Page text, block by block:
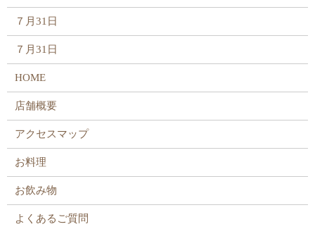
７月31日
７月31日
HOME
店舗概要
アクセスマップ
お料理
お飲み物
よくあるご質問